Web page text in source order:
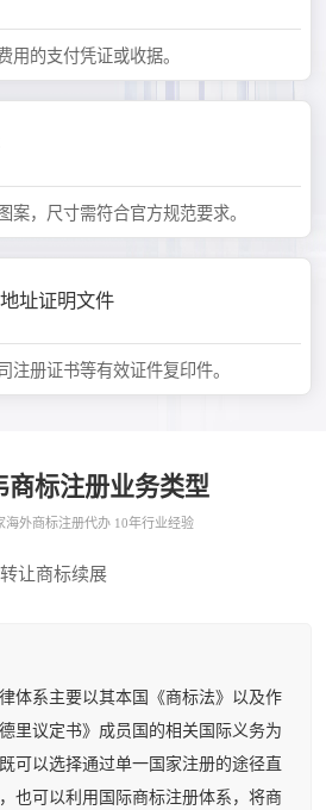
用的支付凭证或收据。
案，尺寸需符合官方规范要求。
址证明文件
注册证书等有效证件复印件。
商标注册业务类型
海外商标注册代办 10年行业经验
让商标续展
系主要以其本国《商标法》以及作
里议定书》成员国的相关国际义务为
可以选择通过单一国家注册的途径直
也可以利用国际商标注册体系，将商